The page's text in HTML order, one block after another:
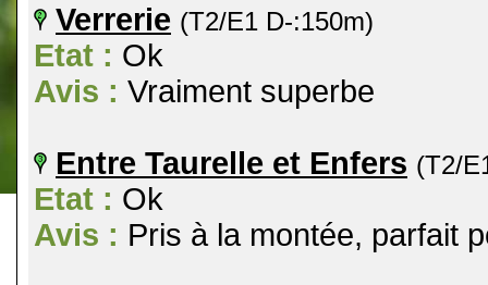
Verrerie (T2/E1 D-:150m)
Etat : Ok
Avis : Vraiment superbe
Entre Taurelle et Enfers (T2/
Etat : Ok
Avis : Pris à la montée, parfait